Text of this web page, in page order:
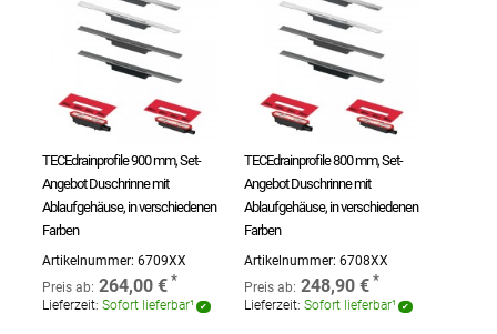
TECEdrainprofile 900 mm, Set-
Angebot Duschrinne mit
Ablaufgehäuse, in verschiedenen
Farben
Artikelnummer: 6709XX
Preis ab: 264,00 €
Lieferzeit: Sofort lieferbar¹
TECEdrainprofile 800 mm, Set-
Angebot Duschrinne mit
Ablaufgehäuse, in verschiedenen
Farben
Artikelnummer:6708XX
Preis ab: 248,90 €
Lieferzeit: Sofort lieferbar¹